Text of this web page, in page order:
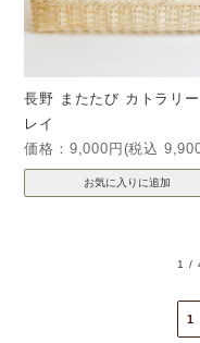
長野 またたび カトラリー
レイ
価格：9,000円(税込
1 /
1